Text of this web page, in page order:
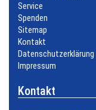
Service
Spenden
Sitemap
Kontakt
Datenschutzerklärung
Impressum
Kontakt